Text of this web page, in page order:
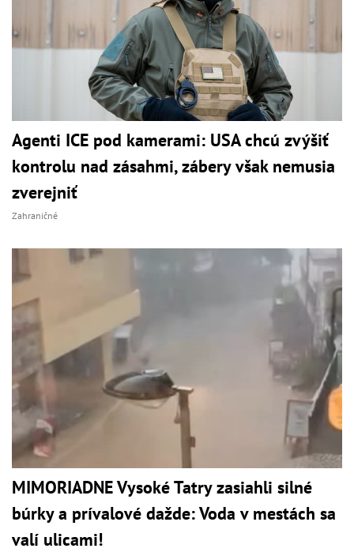
Agenti ICE pod kamerami: USA chcú zvýšiť
kontrolu nad zásahmi, zábery však nemusia
zverejniť
Zahraničné
MIMORIADNE Vysoké Tatry zasiahli silné
búrky a prívalové dažde: Voda v mestách sa
valí ulicami!